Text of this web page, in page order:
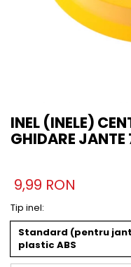
INEL (INELE)
GHIDARE
9,99 RON
Tip inel:
Standard (pentru
plastic ABS